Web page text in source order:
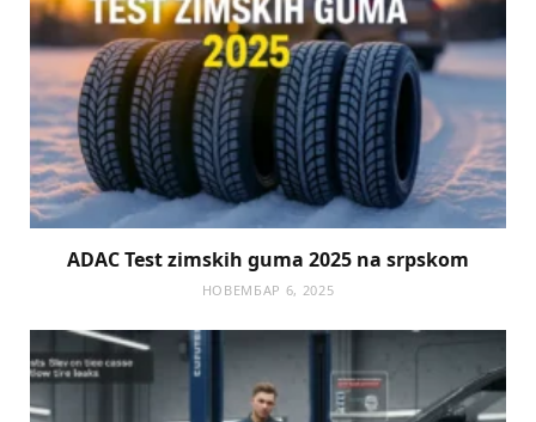
ADAC Test zimskih guma 2025 na srpskom
НОВЕМБАР 6, 2025